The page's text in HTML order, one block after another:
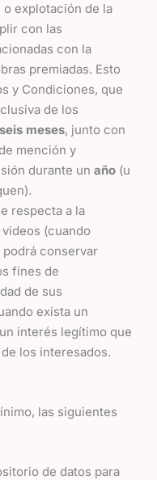
explotación de la
con las
con la
premiadas. Esto
y Condiciones, que
de los
seis meses, junto con
mención y
durante un año(u
respecta a la
(cuando
podrá conservar
fines de
de sus
exista un
interés legítimo que
los interesados.
las siguientes
de datos para